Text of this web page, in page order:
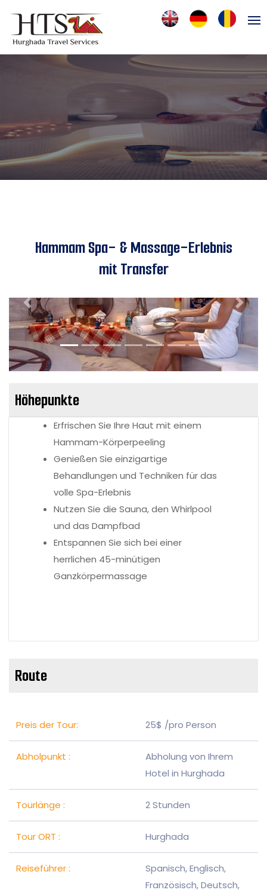
Hammam Spa- & Massage-Erlebnis
mit Transfer
Vorherige
Höhepunkte
Erfrischen Sie Ihre Haut mit einem
Hammam-Körperpeeling
Genießen Sie einzigartige
Behandlungen und Techniken für das
volle Spa-Erlebnis
Nutzen Sie die Sauna, den Whirlpool
und das Dampfbad
Entspannen Sie sich bei einer
herrlichen 45-minütigen
Ganzkörpermassage
Route
Preis der Tour: 25$ /pro Person
Abholpunkt :
Abholung von Ihrem
Hotel in Hurghada
Tourlänge : 2 Stunden
Tour ORT : Hurghada
Reiseführer :
Spanisch, Englisch,
Französisch, Deutsch,